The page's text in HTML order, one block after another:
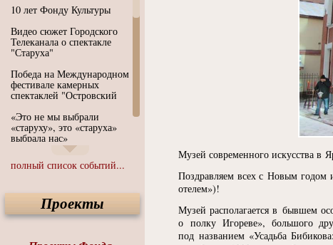
10 лет Фонду Культуры
Видео сюжет Городского
Телеканала о спектакле
"Старуха"
Победа на Международном
фестивале камерных
спектаклей "Островский
«Это не мы выбрали
«старуху», это «старуха»
выбрала нас»
Иммерсивный спектакль
"Язык чистого полета
Спектакль "Крик" в Музее
Современного Искусства
полный список событий...
Проекты
Музей современного искусства в
Поздравляем всех с Новым годом
отелем»)!
Музей располагается в бывшем
о полку Игореве», большого
под названием «Усадьба